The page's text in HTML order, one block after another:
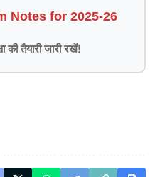
Notes for 2025-26
की तैयारी जारी रखें!